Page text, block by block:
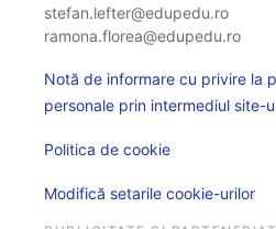
stefan.lefter@edupedu.ro
ramona.florea@edupedu.ro
Notă de informare cu privire la
personale prin intermediul site-
Politica de cookie
Modifică setarile cookie-urilor